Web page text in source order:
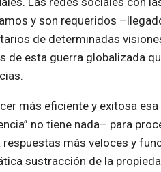
y son requeridos
de determinadas
de esta guerra globalizada
más eficiente y exitosa
no tiene nada– para
respuestas más veloces y
sustracción de la